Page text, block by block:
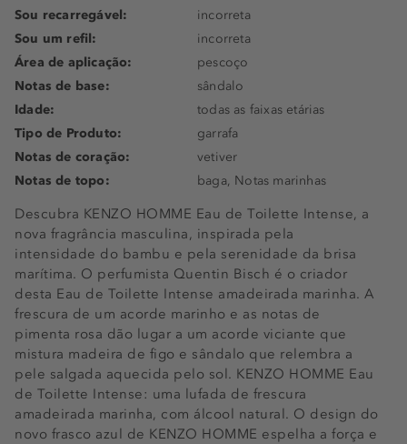
Descubra KENZO HOMME Eau de Toilette Intense, a
nova fragrância masculina, inspirada pela
intensidade do bambu e pela serenidade da brisa
marítima. O perfumista Quentin Bisch é o criador
desta Eau de Toilette Intense amadeirada marinha. A
frescura de um acorde marinho e as notas de
pimenta rosa dão lugar a um acorde viciante que
mistura madeira de figo e sândalo que relembra a
pele salgada aquecida pelo sol. KENZO HOMME Eau
de Toilette Intense: uma lufada de frescura
amadeirada marinha, com álcool natural. O design do
novo frasco azul de KENZO HOMME espelha a força e
Sou recarregável:
incorreta
Sou um refil:
incorreta
Área de aplicação:
pescoço
Notas de base:
sândalo
Idade:
todas as faixas etárias
Tipo de Produto:
garrafa
Notas de coração:
vetiver
Notas de topo:
baga, Notas marinhas